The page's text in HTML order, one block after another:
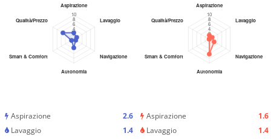
Aspirazione
2.6
Lavaggio
1.4
Aspirazione
1.6
Lavaggio
1.4